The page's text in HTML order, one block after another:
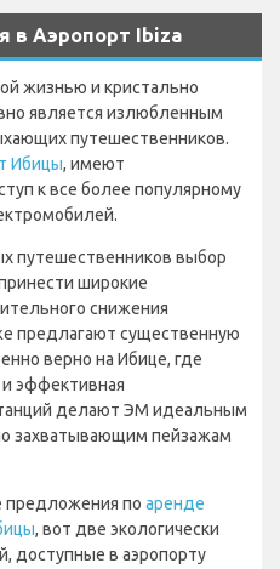
в Аэропорт Ibiza
жизнью и кристально
является излюбленным
путешественников.
Ибицы, имеют
к все более популярному
путешественников выбор
широкие
снижения
предлагают существенную
верно на Ибице, где
эффективная
делают ЭМ идеальным
захватывающим пейзажам
предложения по аренде
, вот две экологически
доступные в аэропорту